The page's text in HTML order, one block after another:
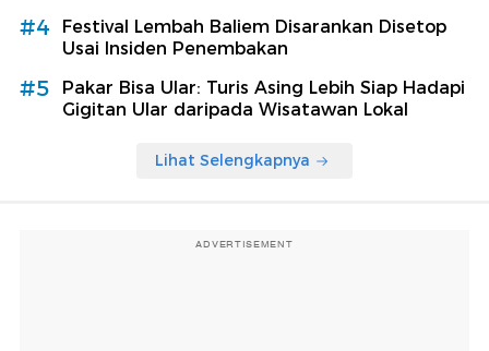
#4
Festival Lembah Baliem Disarankan Disetop
Usai Insiden Penembakan
#5
Pakar Bisa Ular: Turis Asing Lebih Siap Hadapi
Gigitan Ular daripada Wisatawan Lokal
Lihat Selengkapnya
ADVERTISEMENT